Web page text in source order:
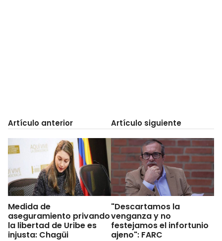
Artículo anterior
Medida de
aseguramiento privando
la libertad de Uribe es
injusta: Chagüi
Artículo siguiente
"Descartamos la
venganza y no
festejamos el infortunio
ajeno": FARC